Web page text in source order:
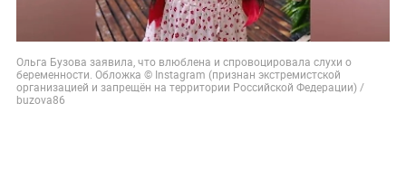
Ольга Бузова заявила, что влюблена и спровоцировала слухи о
беременности. Обложка © Instagram (признан экстремистской
организацией и запрещён на территории Российской Федерации) /
buzova86